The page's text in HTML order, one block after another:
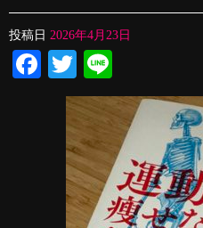
投稿日 2026年4月23日
Facebook
Twitter